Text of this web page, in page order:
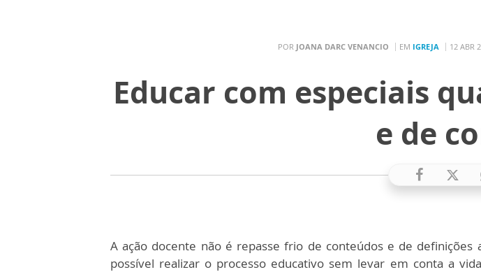
POR JOANA DARC VENANCIO EM IGREJA 12 ABR
Educar com especiais
e de
A ação docente não é repasse frio de conteúdos e de definições
possível realizar o processo educativo sem levar em conta a